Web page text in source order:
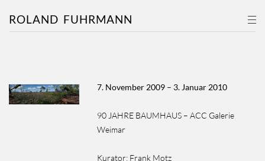
ROLAND FUHRMANN
7. November 2009 – 3. Januar 2010
90 JAHRE BAUMHAUS – ACC Galerie
Weimar
Kurator: Frank Motz